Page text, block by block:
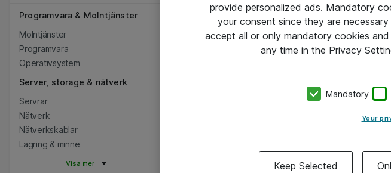
Programvara & Molntjänster
Molntjänster
Programvara
Operativsystem
Server, storage & nätverk
Servrar
Nätverk
Nätverkskablar
Lagring & minne
Visa mer
provide personalized ads. Mandatory
your consent since they are
accept all or only mandatory cookies
any time in the Privacy
Mandatory
Your
Keep Selected